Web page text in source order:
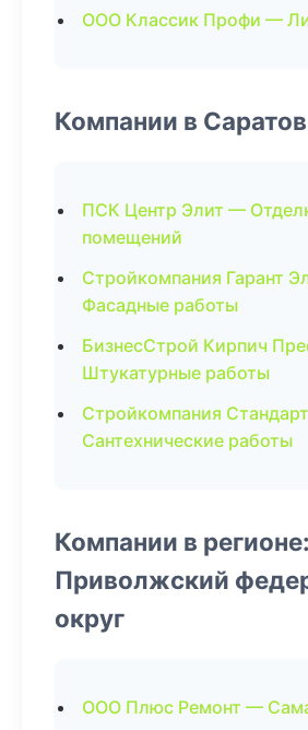
ООО Классик Профи —
Компании в Саратов
ПСК Центр Элит —
помещений
Стройкомпания Гарант
Фасадные работы
БизнесСтрой Кирпич
Штукатурные работы
Стройкомпания
Сантехнические работы
Компании в регионе:
Приволжский
округ
ООО Плюс Ремонт —